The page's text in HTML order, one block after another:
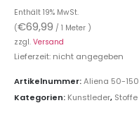
Enthält 19% MwSt.
(€69,99 / 1 Meter )
zzgl. Versand
Lieferzeit: nicht angegeben
Artikelnummer:Aliena 50-150
Kategorien: Kunstleder, Stoffe